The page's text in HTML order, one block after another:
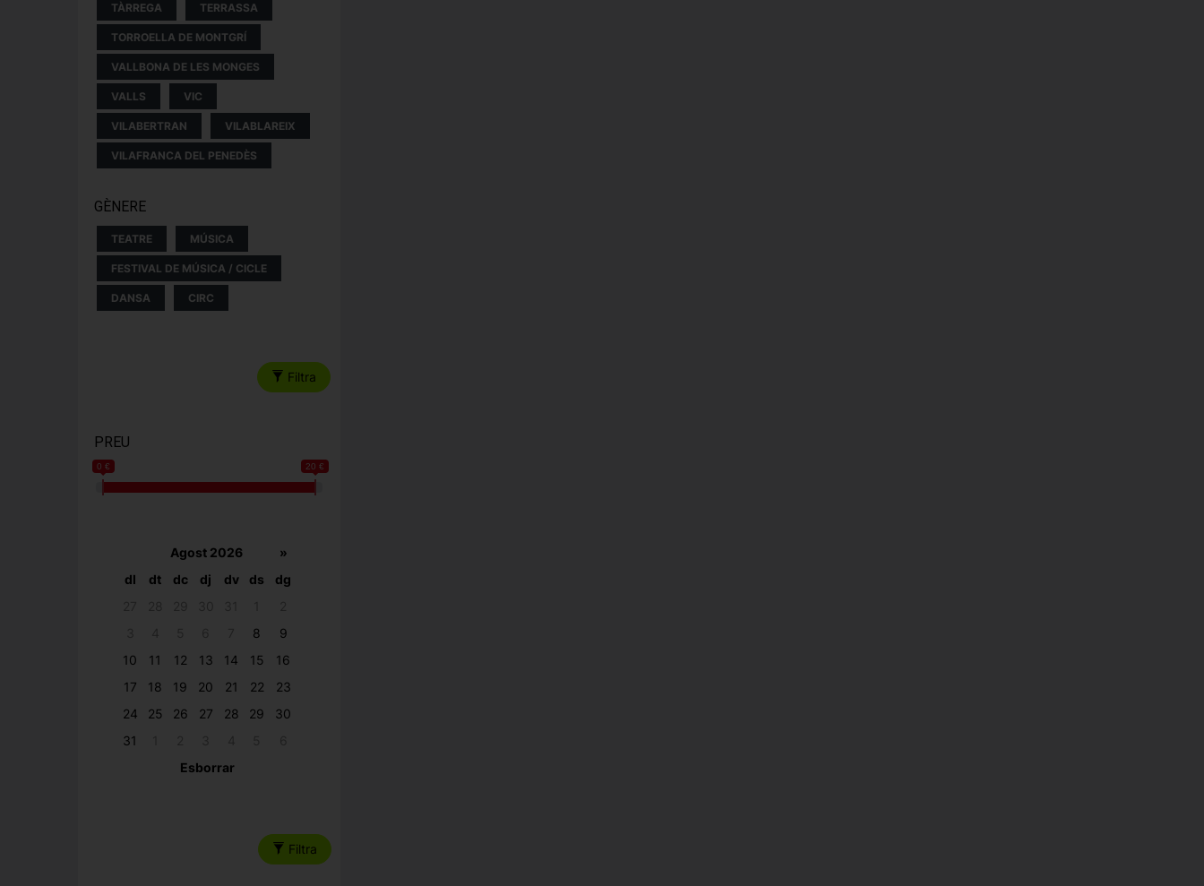
TÀRREGA TERRASSA
TORROELLA DE MONTGRÍ
VALLBONA DE LES MONGES
VALLS VIC
VILABERTRAN VILABLAREIX
VILAFRANCA DEL PENEDÈS
GÈNERE
TEATRE MÚSICA
FESTIVAL DE MÚSICA / CICLE
DANSA CIRC
Filtra
PREU
0 € 20 €
Agost 2026
»
dl
dt dc dj dv ds
dg
8
9
10
11 12 13 14 15
16
17
18 19 20 21 22
23
24
25 26 27 28 29
30
31
Esborrar
Filtra